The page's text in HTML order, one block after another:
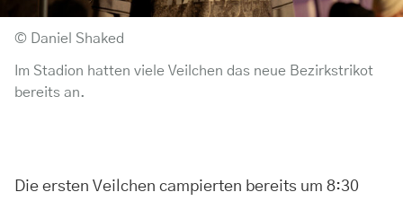
Im Stadion hatten viele Veilchen das neue Bezirkstrikot
bereits an.
© Daniel Shaked
Die ersten Veilchen campierten bereits um 8:30